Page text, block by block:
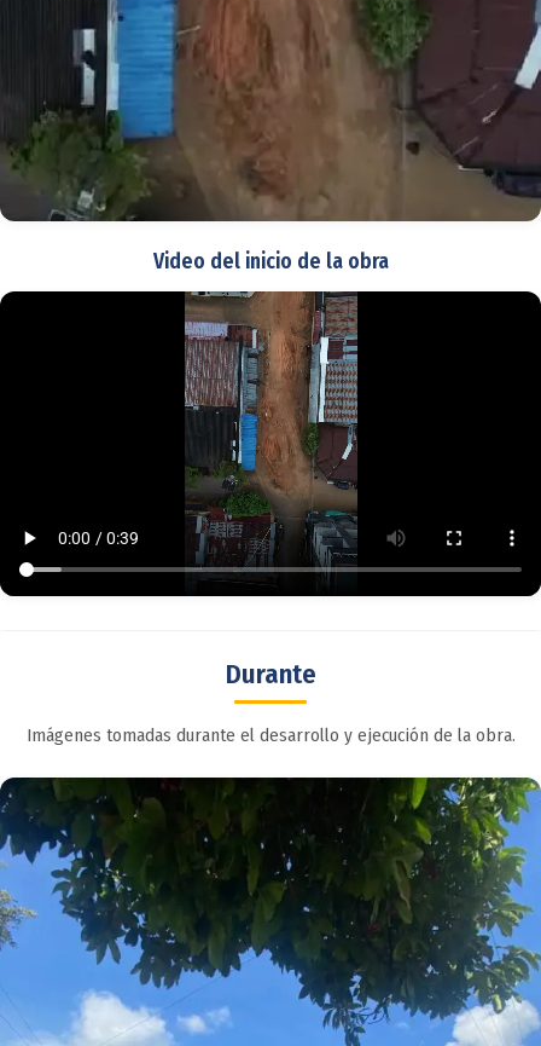
Video del inicio de la obra
Durante
Imágenes tomadas durante el desarrollo y ejecución de la obra.